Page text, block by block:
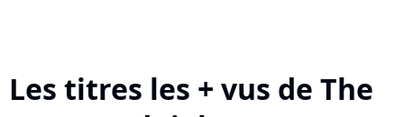
Les titres les + vus de The